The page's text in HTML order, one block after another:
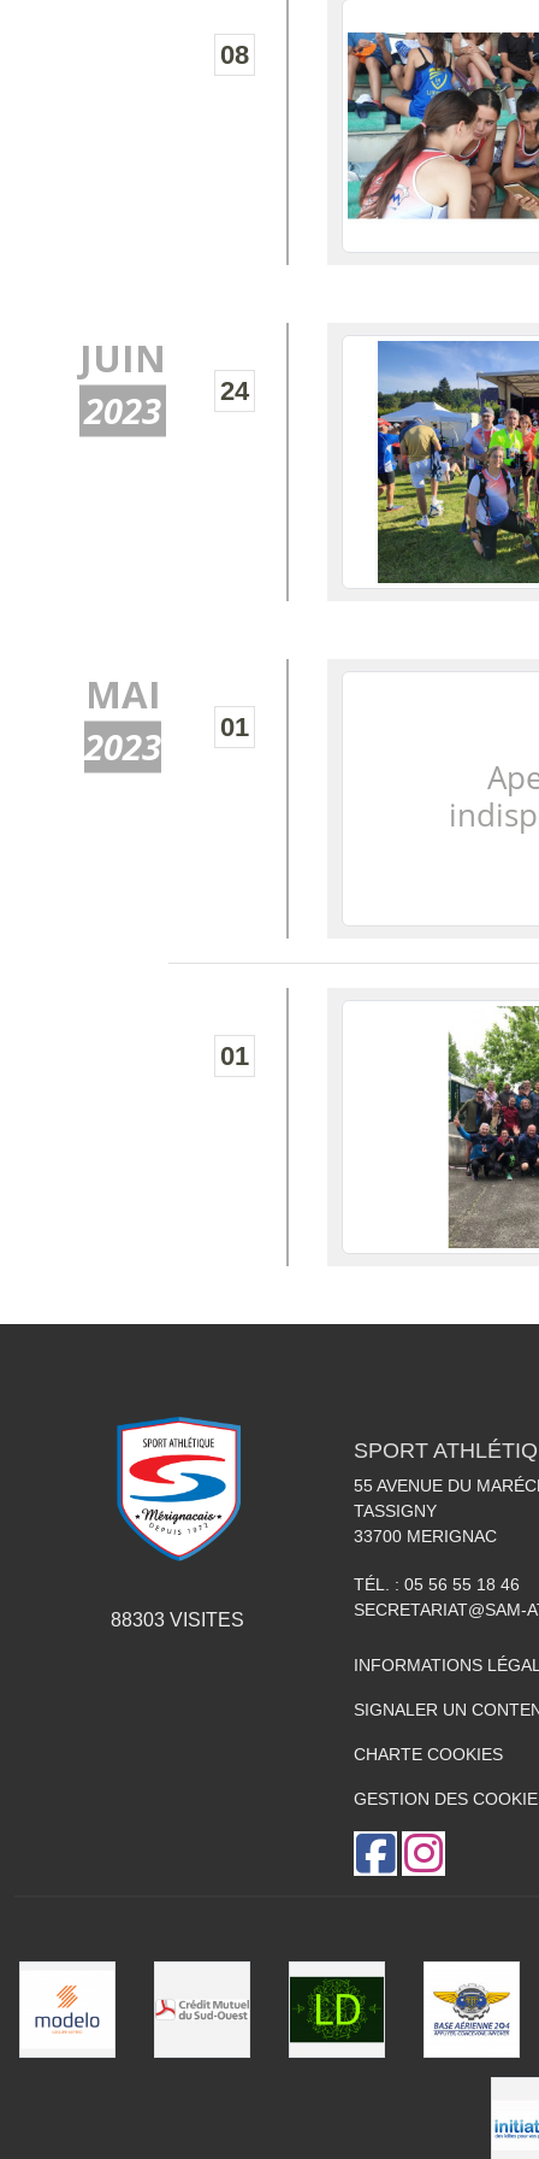
08
JUIN
2023 24
MAI
2023 01
01
88303VISITES
SPORT
55 AVENUE DU
TASSIGNY
33700 MERIGNAC
TÉL. : 05 56 55 18 46
SECRETARIAT@SAM-
INFORMATIONS
SIGNALER UN
CHARTE COOKIES
GESTION DES